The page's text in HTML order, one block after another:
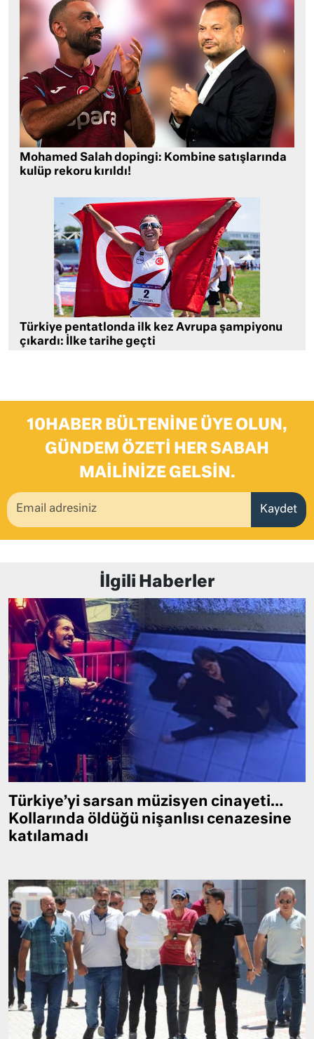
Mohamed Salah dopingi: Kombine satışlarında
kulüp rekoru kırıldı!
Türkiye pentatlonda ilk kez Avrupa şampiyonu
çıkardı: İlke tarihe geçti
10HABER BÜLTENINE ÜYE OLUN,
GÜNDEM ÖZETI HER SABAH
MAILINIZE GELSIN.
Kaydet
İlgili Haberler
Türkiye’yi sarsan müzisyen cinayeti…
Kollarında öldüğü nişanlısı cenazesine
katılamadı